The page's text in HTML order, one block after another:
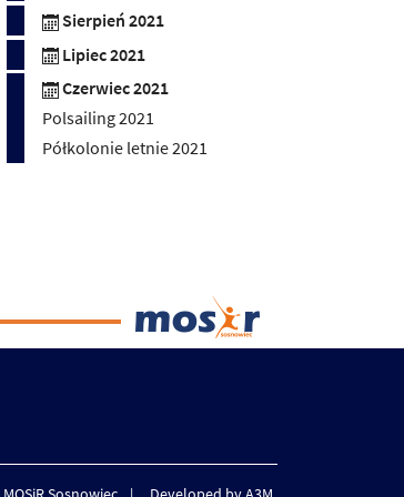
Sierpień 2021
Lipiec 2021
Czerwiec 2021
Polsailing 2021
Półkolonie letnie 2021